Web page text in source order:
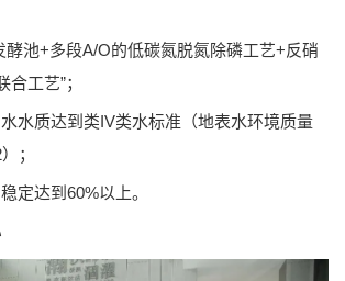
池+多段A/O的低碳氮脱氮除磷工艺+反硝
工艺”；
质达到类IV类水标准（地表水环境质量
；
达到60%以上。